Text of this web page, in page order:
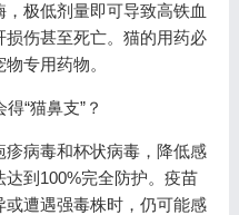
极低剂量即可导致高铁血
伤甚至死亡。猫的用药必
专用药物。
“猫鼻支”？
病毒和杯状病毒，降低感
到100%完全防护。疫苗
遭遇强毒株时，仍可能感